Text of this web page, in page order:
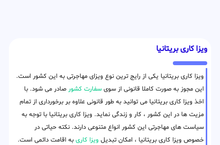
ویزا کاری بریتانیا
ویزا کاری بریتانیا یکی از رایج ترین نوع ویزای مهاجرتی به این کشور است.
این مجوز به صورت کاملا قانونی از سوی سفارت کشور صادر می شود. با
اخذ ویزا کاری بریتانیا می توانید به طور قانونی علاوه بر برخورداری از تمام
مزیت ها در این کشور ، کار و زندگی نماید. ویزا کاری بریتانیا با توجه به
سیاست های مهاجرتی این کشور انواع متنوعی دارند. نکته حیاتی در
خصوص ویزا کاری بریتانیا ، امکان تبدیل ویزا کاری به اقامت دائمی است.